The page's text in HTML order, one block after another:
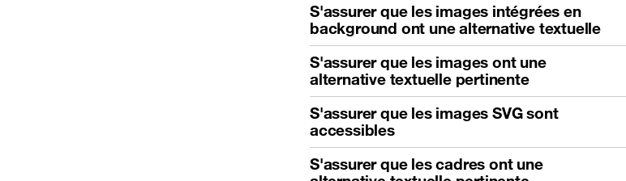
S'assurer que les images intégrées en
background ont une alternative textuelle
S'assurer que les images ont une
alternative textuelle pertinente
S'assurer que les images SVG sont
accessibles
S'assurer que les cadres ont une